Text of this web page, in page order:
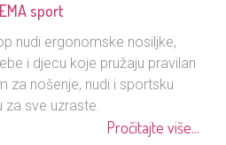
sport
nudi ergonomske nosiljke,
i djecu koje pružaju pravilan
za nošenje, nudi i sportsku
za sve uzraste.
Pročitajte više...